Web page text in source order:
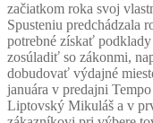
začiatkom roka svoj
Spusteniu predchádzala
potrebné získať
zosúladiť so zákonmi,
dobudovať výdajné
januára v predajni
Liptovský Mikuláš a v